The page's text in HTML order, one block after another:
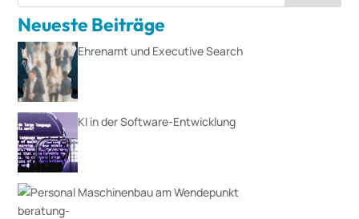
Neueste Beiträge
Ehrenamt und Executive Search
KI in der Software-Entwicklung
Maschinenbau am Wendepunkt